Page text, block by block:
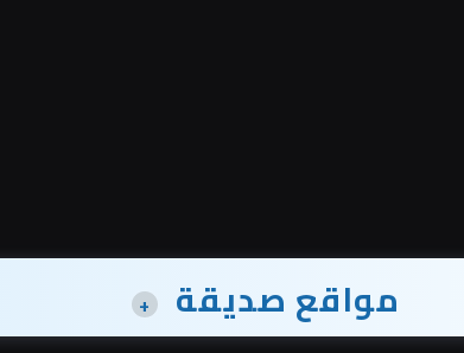
مواقع صديقة +